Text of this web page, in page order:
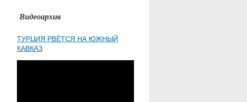
Видеоархив
ТУРЦИЯ РВЁТСЯ НА ЮЖНЫЙ
КАВКАЗ